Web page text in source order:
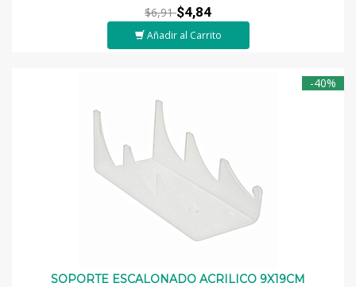
$6,91$4,84
Añadir al Carrito
-40%
SOPORTE ESCALONADO ACRILICO 9X19CM